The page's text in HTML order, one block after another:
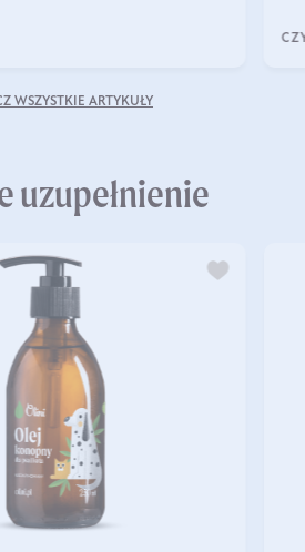
WSZYSTKIE ARTYKUŁY
uzupełnienie